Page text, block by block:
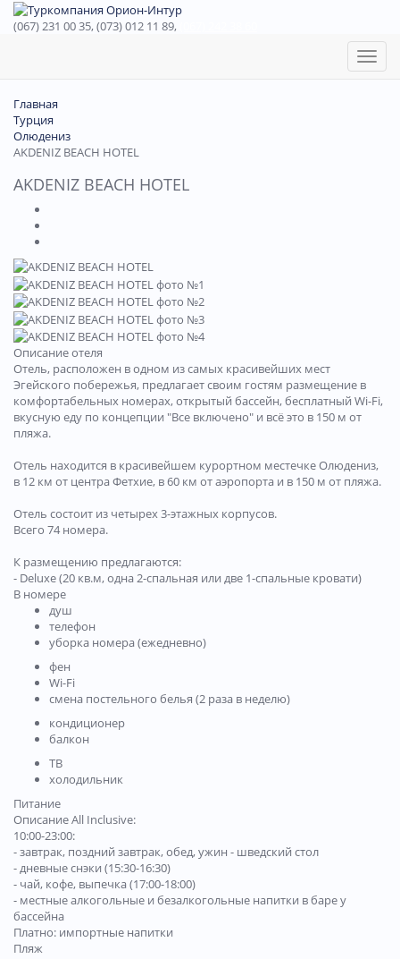
(067) 231 00 35, (073) 012 11 89,
Toggle
Главная
Турция
Олюдениз
AKDENIZ BEACH HOTEL
AKDENIZ BEACH HOTEL
Описание отеля
Отель, расположен в одном из самых красивейших мест
Эгейского побережья, предлагает своим гостям размещение в
комфортабельных номерах, открытый бассейн, бесплатный Wi-Fi,
вкусную еду по концепции "Все включено" и всё это в 150 м от
пляжа.
Отель находится в красивейшем курортном местечке Олюдениз,
в 12 км от центра Фетхие, в 60 км от аэропорта и в 150 м от пляжа.
Отель состоит из четырех 3-этажных корпусов.
Всего 74 номера.
К размещению предлагаются:
- Deluxe (20 кв.м, одна 2-спальная или две 1-спальные кровати)
В номере
душ
телефон
уборка номера (ежедневно)
фен
Wi-Fi
смена постельного белья (2 раза в неделю)
кондиционер
балкон
ТВ
холодильник
Питание
Описание All Inclusive:
10:00-23:00:
- завтрак, поздний завтрак, обед, ужин - шведский стол
- дневные снэки (15:30-16:30)
- чай, кофе, выпечка (17:00-18:00)
- местные алкогольные и безалкогольные напитки в баре у
бассейна
Платно: импортные напитки
Пляж